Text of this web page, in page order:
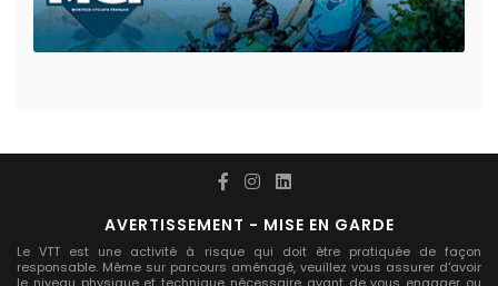
AVERTISSEMENT - MISE EN GARDE
Le VTT est une activité à risque qui doit être pratiquée de façon
responsable. Même sur parcours aménagé, veuillez vous assurer d'avoir